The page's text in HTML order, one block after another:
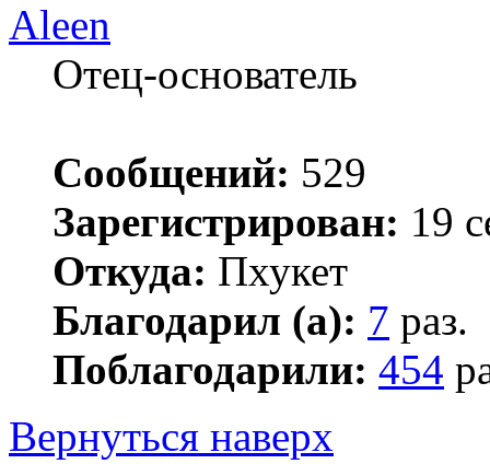
Aleen
Отец-основатель
Сообщений: 529
Зарегистрирован: 19
Откуда: Пхукет
Благодарил (а): 7 раз.
Поблагодарили: 454
Вернуться наверх